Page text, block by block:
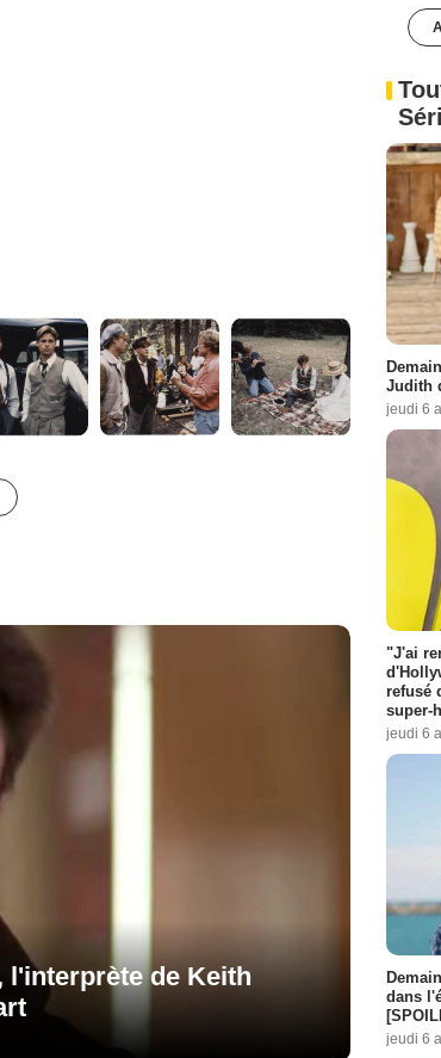
l'interprète de Keith
Judith
jeudi 6
"J'ai
refusé
super-
jeudi 6
dans
jeudi 6